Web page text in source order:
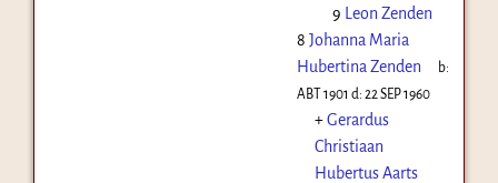
9 Leon Zenden
8 Johanna Maria
Hubertina Zenden
b:
ABT 1901 d: 22 SEP 1960
+Gerardus
Christiaan
Hubertus Aarts